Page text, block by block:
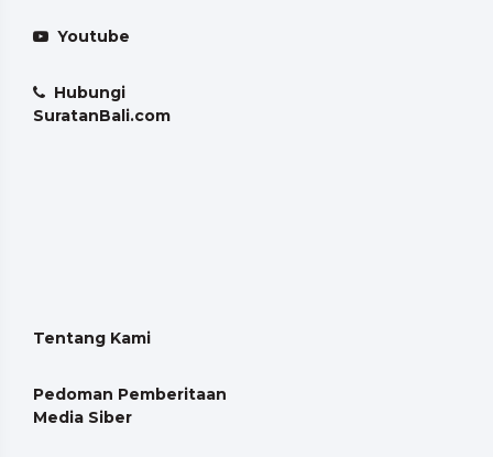
Youtube
Hubungi
SuratanBali.com
Tentang Kami
Pedoman Pemberitaan
Media Siber